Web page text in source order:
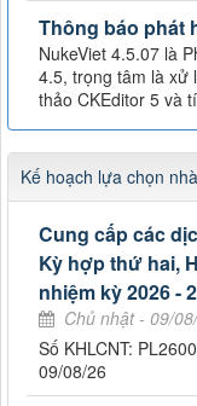
Thông báo phát
NukeViet 4.5.07 là
4.5, trọng tâm là xử
thảo CKEditor 5 và
Kế hoạch lựa chọn
Cung cấp các
Kỳ hợp thứ hai,
nhiệm kỳ 2026 -
Chủ nhật - 09/
Số KHLCNT:
09/08/26